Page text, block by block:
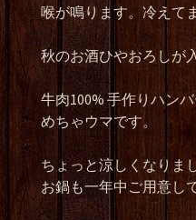
喉が鳴ります。冷えて
秋のお酒ひやおろしが
牛肉100% 手作りハン
めちゃウマです。
ちょっと涼しくなりま
お鍋も一年中ご用意し